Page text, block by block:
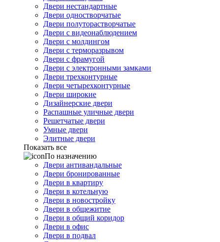
Двери нестандартные
Двери одностворчатые
Двери полуторастворчатые
Двери с видеонаблюдением
Двери с молдингом
Двери с терморазрывом
Двери с фрамугой
Двери с электронными замками
Двери трехконтурные
Двери четырехконтурные
Двери широкие
Дизайнерские двери
Распашные уличные двери
Решетчатые двери
Умные двери
Элитные двери
Показать все
По назначению
Двери антивандальные
Двери бронированные
Двери в квартиру
Двери в котельную
Двери в новостройку
Двери в общежитие
Двери в общий коридор
Двери в офис
Двери в подвал